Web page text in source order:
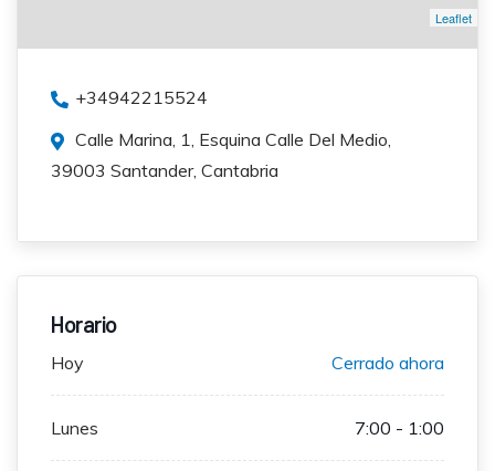
Leaflet
+34942215524
Calle Marina, 1, Esquina Calle Del Medio,
39003 Santander, Cantabria
Horario
Hoy Cerrado ahora
Lunes 7:00 - 1:00